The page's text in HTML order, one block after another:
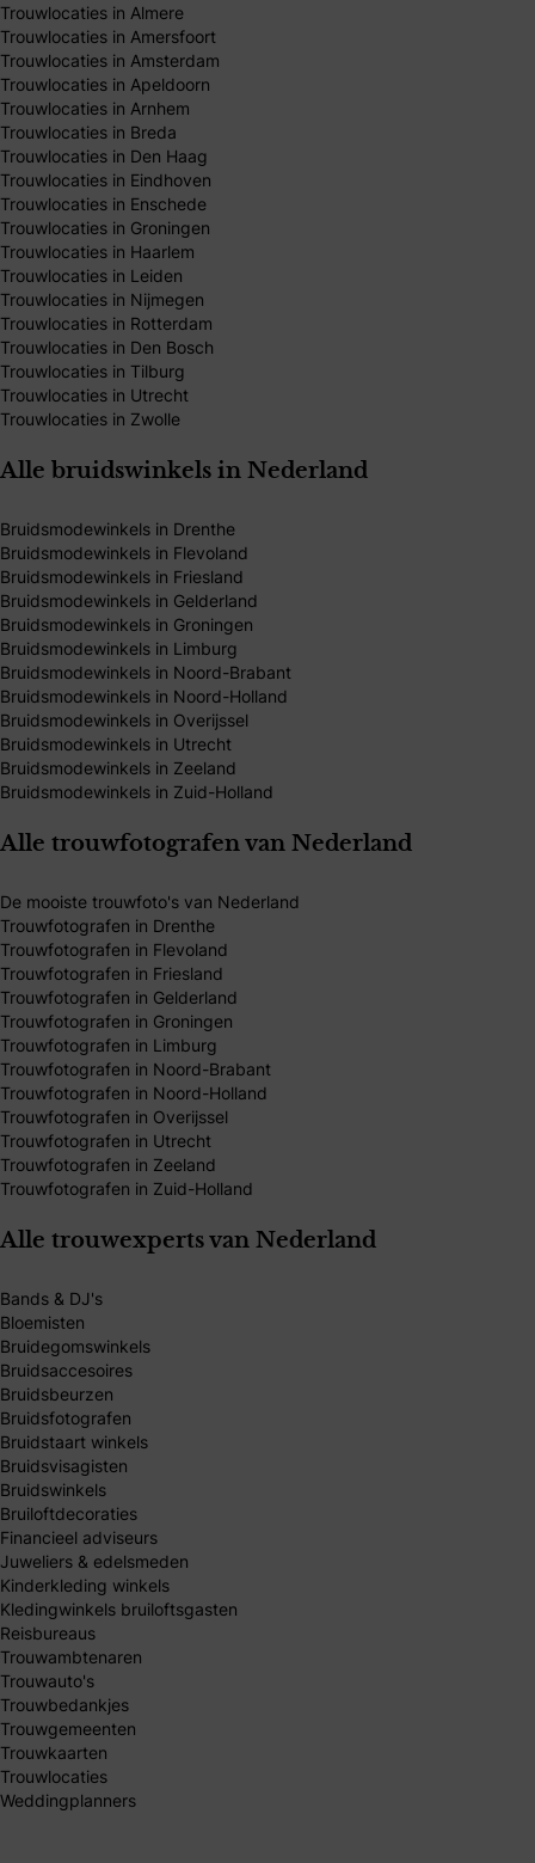
Trouwlocaties in Almere
Trouwlocaties in Amersfoort
Trouwlocaties in Amsterdam
Trouwlocaties in Apeldoorn
Trouwlocaties in Arnhem
Trouwlocaties in Breda
Trouwlocaties in Den Haag
Trouwlocaties in Eindhoven
Trouwlocaties in Enschede
Trouwlocaties in Groningen
Trouwlocaties in Haarlem
Trouwlocaties in Leiden
Trouwlocaties in Nijmegen
Trouwlocaties in Rotterdam
Trouwlocaties in Den Bosch
Trouwlocaties in Tilburg
Trouwlocaties in Utrecht
Trouwlocaties in Zwolle
Alle bruidswinkels in Nederland
Bruidsmodewinkels in Drenthe
Bruidsmodewinkels in Flevoland
Bruidsmodewinkels in Friesland
Bruidsmodewinkels in Gelderland
Bruidsmodewinkels in Groningen
Bruidsmodewinkels in Limburg
Bruidsmodewinkels in Noord-Brabant
Bruidsmodewinkels in Noord-Holland
Bruidsmodewinkels in Overijssel
Bruidsmodewinkels in Utrecht
Bruidsmodewinkels in Zeeland
Bruidsmodewinkels in Zuid-Holland
Alle trouwfotografen van Nederland
De mooiste trouwfoto's van Nederland
Trouwfotografen in Drenthe
Trouwfotografen in Flevoland
Trouwfotografen in Friesland
Trouwfotografen in Gelderland
Trouwfotografen in Groningen
Trouwfotografen in Limburg
Trouwfotografen in Noord-Brabant
Trouwfotografen in Noord-Holland
Trouwfotografen in Overijssel
Trouwfotografen in Utrecht
Trouwfotografen in Zeeland
Trouwfotografen in Zuid-Holland
Alle trouwexperts van Nederland
Bands & DJ's
Bloemisten
Bruidegomswinkels
Bruidsaccesoires
Bruidsbeurzen
Bruidsfotografen
Bruidstaart winkels
Bruidsvisagisten
Bruidswinkels
Bruiloftdecoraties
Financieel adviseurs
Juweliers & edelsmeden
Kinderkleding winkels
Kledingwinkels bruiloftsgasten
Reisbureaus
Trouwambtenaren
Trouwauto's
Trouwbedankjes
Trouwgemeenten
Trouwkaarten
Trouwlocaties
Weddingplanners